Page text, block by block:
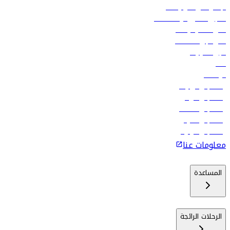
الإعلان على متن رحلاتنا
تسجيل الدخول لوكلاء السفر
أدنى أسعار الرحلات
فلاي دبي للعطلات
تأجير السيارات
فنادق
الوظائف
رحلات إلى تبيليسي
رحلات إلى الرياض
رحلات إلى مسقط
رحلات إلى ماليه
رحلات إلى كولومبو
معلومات عنا
المساعدة
الرحلات الرائجة